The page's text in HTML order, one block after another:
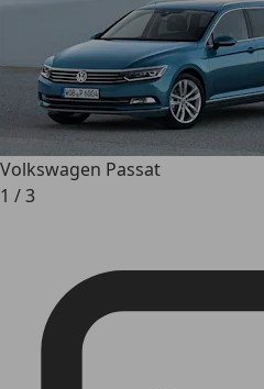
Volkswagen Passat
1 /3